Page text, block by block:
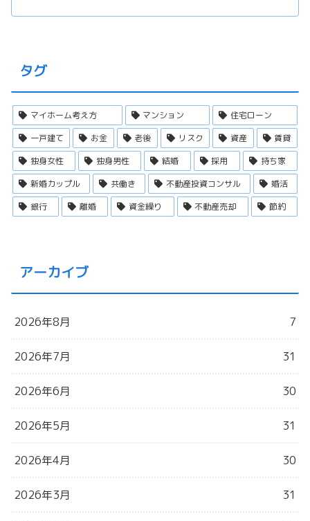
タグ
マイホーム考え方 マンション
住宅ローン
一戸建て
お金 老後 リスク 資産
賃貸
独身女性
独身男性 結婚 採用
持ち家
新婚カップル
共働き 不動産投資コンサル
婚活
銀行
離婚 資金繰り 不動産売却 節約
アーカイブ
2026年8月 7
2026年7月 31
2026年6月 30
2026年5月 31
2026年4月 30
2026年3月 31